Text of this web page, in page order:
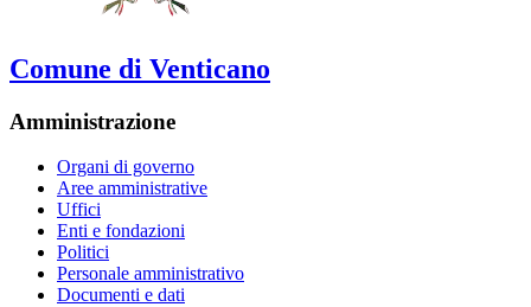
Comune di Venticano
Amministrazione
Organi di governo
Aree amministrative
Uffici
Enti e fondazioni
Politici
Personale amministrativo
Documenti e dati